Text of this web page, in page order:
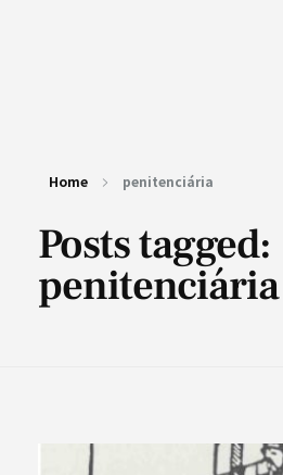
Home penitenciária
Posts tagged:
penitenciária